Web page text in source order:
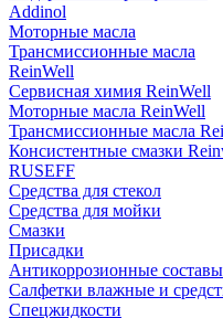
Addinol
Моторные масла
Трансмиссионные масла
ReinWell
Сервисная химия ReinWell
Моторные масла ReinWell
Трансмиссионные масла
Консистентные смазки
RUSEFF
Средства для стекол
Средства для мойки
Смазки
Присадки
Антикоррозионные составы
Салфетки влажные и
Спецжидкости